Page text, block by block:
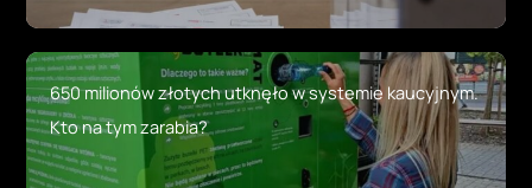
650 milionów złotych utknęło w systemie kaucyjnym.
Kto na tym zarabia?